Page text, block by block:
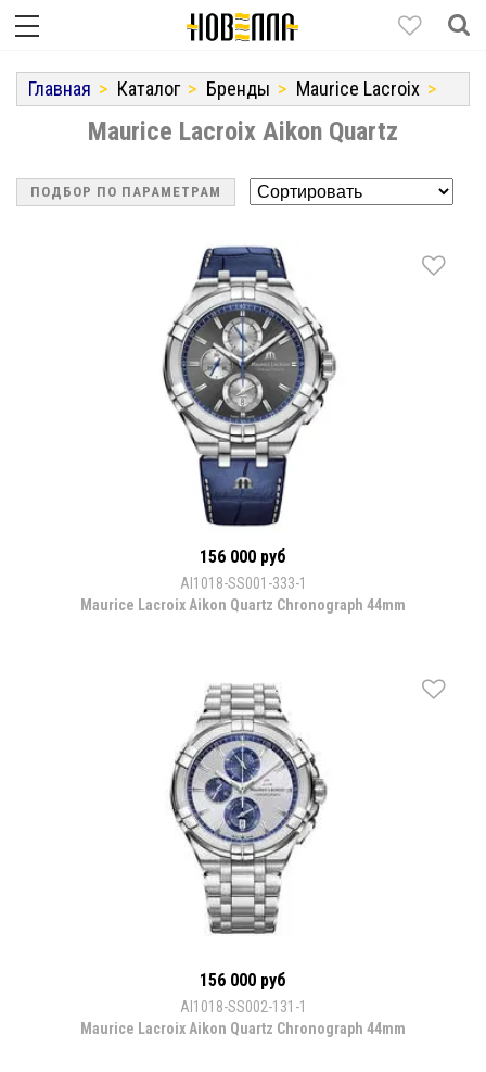
Главная Каталог Бренды Maurice Lacroix
Maurice Lacroix Aikon Quartz
ПОДБОР ПО ПАРАМЕТРАМ
156 000 руб
AI1018-SS001-333-1
Maurice Lacroix Aikon Quartz Chronograph 44mm
156 000 руб
AI1018-SS002-131-1
Maurice Lacroix Aikon Quartz Chronograph 44mm